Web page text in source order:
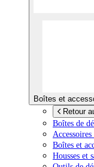
Boîtes et
Retour
Boîtes de
Boîtes et
Housses et